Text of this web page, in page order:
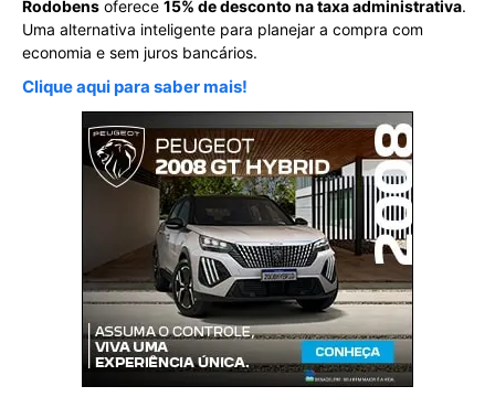
Rodobens oferece 15% de desconto na taxa administrativa.
Uma alternativa inteligente para planejar a compra com
economia e sem juros bancários.
Clique aqui para saber mais!